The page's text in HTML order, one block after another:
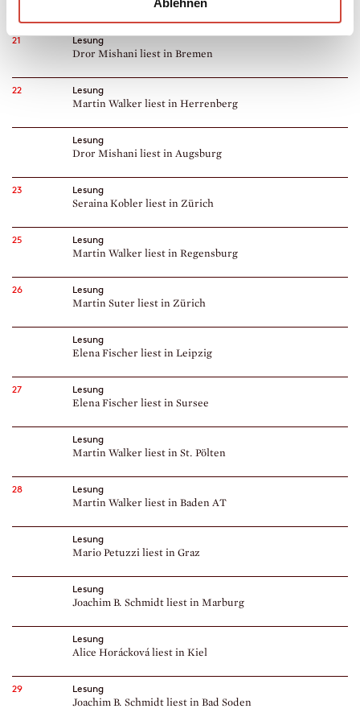
Martin Walker liest in Bad Soden
21
Lesung
Dror Mishani liest in Bremen
22
Lesung
Martin Walker liest in Herrenberg
Lesung
Dror Mishani liest in Augsburg
23
Lesung
Seraina Kobler liest in Zürich
25
Lesung
Martin Walker liest in Regensburg
26
Lesung
Martin Suter liest in Zürich
Lesung
Elena Fischer liest in Leipzig
27
Lesung
Elena Fischer liest in Sursee
Lesung
Martin Walker liest in St. Pölten
28
Lesung
Martin Walker liest in Baden AT
Lesung
Mario Petuzzi liest in Graz
Lesung
Joachim B. Schmidt liest in Marburg
Lesung
Alice Horácková liest in Kiel
29
Lesung
Joachim B. Schmidt liest in Bad Soden